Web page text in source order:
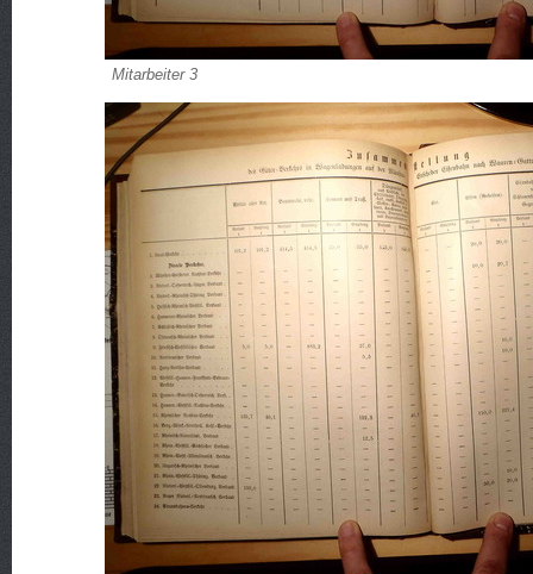
Mitarbeiter 3